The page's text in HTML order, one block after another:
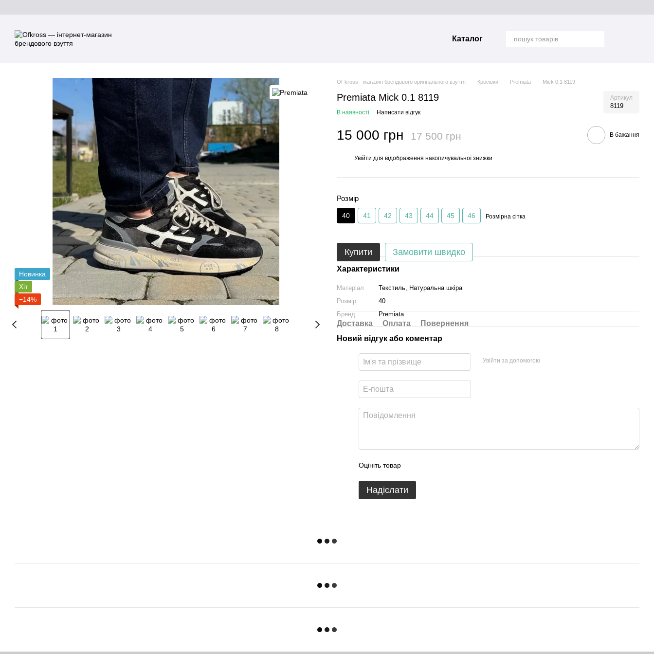
Каталог
Новинка
Хіт
−14%
OFkross - магазин брендового оригінального взуття Кросівки Premiata Mick 0.1 8119
Premiata Mick 0.1 8119 Артикул
8119
В наявності Написати відгук
15 000 грн 17 500 грн В бажання
Увійти для відображення накопичувальної знижки
Розмір
40 41 42 43 44 45 46 Розмірна сітка
Купити Замовити швидко
Характеристики
Матеріал
Текстиль, Натуральна шкіра
Розмір
40
Бренд
Premiata
Доставка Оплата
Повернення
Новий відгук або коментар
Увійти за допомогою
Оцініть товар
Надіслати